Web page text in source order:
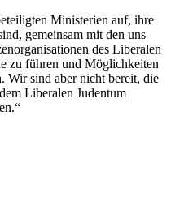
Ministerien auf, ihre
gemeinsam mit den uns
des Liberalen
zu führen und Möglichkeiten
Wir sind aber nicht bereit, die
Liberalen Judentum